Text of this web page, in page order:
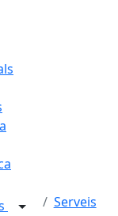
Serveis